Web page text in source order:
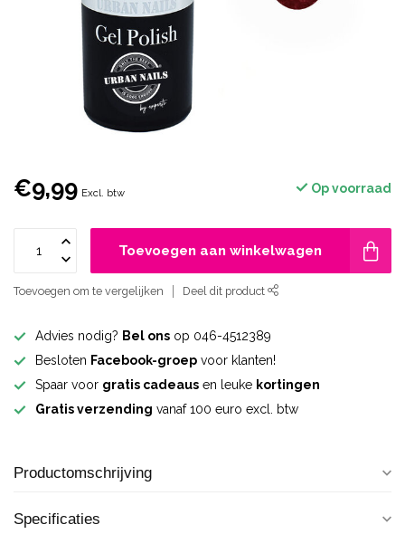
€9,99 Excl. btw Op voorraad
Toevoegen aan winkelwagen
Toevoegen om te vergelijken Deel dit product
Advies nodig? Bel ons op 046-4512389
Besloten Facebook-groep voor klanten!
Spaar voor gratis cadeaus en leuke kortingen
Gratis verzending vanaf 100 euro excl. btw
Productomschrijving
Specificaties